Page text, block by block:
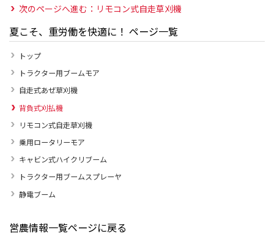
次のページへ進む：リモコン式自走草刈機
夏こそ、重労働を快適に！ ページ一覧
トップ
トラクター用ブームモア
自走式あぜ草刈機
背負式刈払機
リモコン式自走草刈機
乗用ロータリーモア
キャビン式ハイクリブーム
トラクター用ブームスプレーヤ
静電ブーム
営農情報一覧ページに戻る